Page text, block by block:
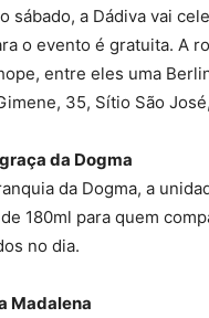
sábado, a Dádiva vai
o evento é gratuita. A
entre eles uma
35, Sítio São
da Dogma
da Dogma, a
180ml para quem
no dia.
Madalena